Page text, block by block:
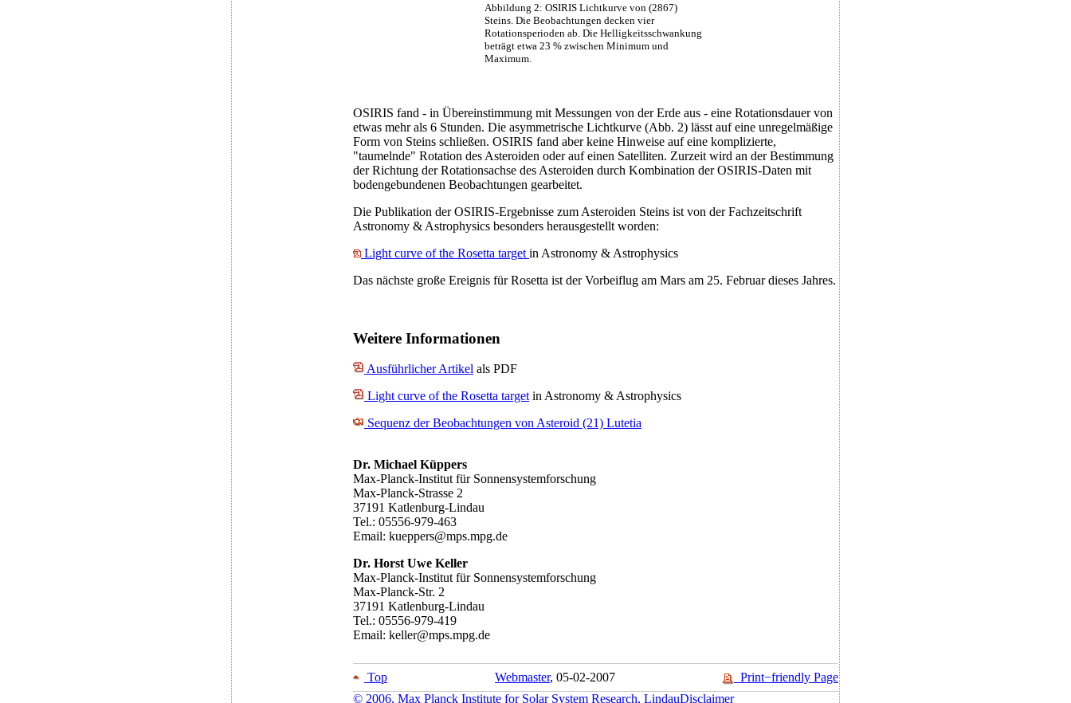
Abbildung 2: OSIRIS Lichtkurve von (2867)
Steins. Die Beobachtungen decken vier
Rotationsperioden ab. Die Helligkeitsschwankung
beträgt etwa 23 % zwischen Minimum und
Maximum.
OSIRIS fand - in Übereinstimmung mit Messungen von der Erde aus - eine Rotationsdauer von
etwas mehr als 6 Stunden. Die asymmetrische Lichtkurve (Abb. 2) lässt auf eine unregelmäßige
Form von Steins schließen. OSIRIS fand aber keine Hinweise auf eine komplizierte,
"taumelnde" Rotation des Asteroiden oder auf einen Satelliten. Zurzeit wird an der Bestimmung
der Richtung der Rotationsachse des Asteroiden durch Kombination der OSIRIS-Daten mit
bodengebundenen Beobachtungen gearbeitet.
Die Publikation der OSIRIS-Ergebnisse zum Asteroiden Steins ist von der Fachzeitschrift
Astronomy & Astrophysics besonders herausgestellt worden:
Light curve of the Rosetta target in Astronomy & Astrophysics
Das nächste große Ereignis für Rosetta ist der Vorbeiflug am Mars am 25. Februar dieses Jahres.
Weitere Informationen
Ausführlicher Artikel als PDF
Light curve of the Rosetta target in Astronomy & Astrophysics
Sequenz der Beobachtungen von Asteroid (21) Lutetia
Dr. Michael Küppers
Max-Planck-Institut für Sonnensystemforschung
Max-Planck-Strasse 2
37191 Katlenburg-Lindau
Tel.: 05556-979-463
Email: kueppers@mps.mpg.de
Dr. Horst Uwe Keller
Max-Planck-Institut für Sonnensystemforschung
Max-Planck-Str. 2
37191 Katlenburg-Lindau
Tel.: 05556-979-419
Email: keller@mps.mpg.de
Top Webmaster, 05-02-2007
Print−friendly Page
© 2006, Max Planck Institute for Solar System Research, LindauDisclaimer